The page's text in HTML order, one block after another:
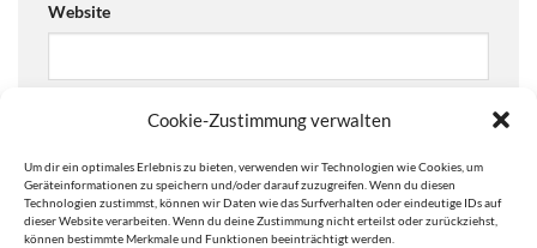
Cookie-Zustimmung verwalten
Um dir ein optimales Erlebnis zu bieten, verwenden wir Technologien wie Cookies, um
Geräteinformationen zu speichern und/oder darauf zuzugreifen. Wenn du diesen
Technologien zustimmst, können wir Daten wie das Surfverhalten oder eindeutige IDs auf
dieser Website verarbeiten. Wenn du deine Zustimmung nicht erteilst oder zurückziehst,
können bestimmte Merkmale und Funktionen beeinträchtigt werden.
Website
Ja, füge mich zu der Mailingliste hinzu!
Are you human? Please solve: